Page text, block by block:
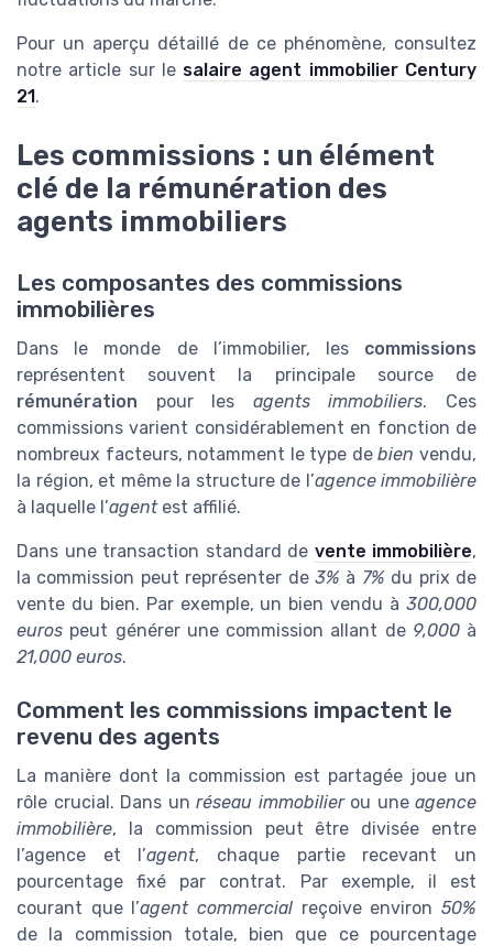
Pour un aperçu détaillé de ce phénomène, consultez
notre article sur le salaire agent immobilier Century
21.
Les commissions : un élément
clé de la rémunération des
agents immobiliers
Les composantes des commissions
immobilières
Dans le monde de l’immobilier, les commissions
représentent souvent la principale source de
rémunération pour les agents immobiliers. Ces
commissions varient considérablement en fonction de
nombreux facteurs, notamment le type debien vendu,
la région, et même la structure de l’agence immobilière
à laquelle l’agentest affilié.
Dans une transaction standard de vente immobilière,
la commission peut représenter de 3% à 7%du prix de
vente du bien. Par exemple, un bien vendu à 300,000
euros peut générer une commission allant de 9,000à
21,000 euros.
Comment les commissions impactent le
revenu des agents
La manière dont la commission est partagée joue un
rôle crucial. Dans un réseau immobilierou une agence
immobilière, la commission peut être divisée entre
l’agence et l’agent, chaque partie recevant un
pourcentage fixé par contrat. Par exemple, il est
courant que l’agent commercial reçoive environ50%
de la commission totale, bien que ce pourcentage